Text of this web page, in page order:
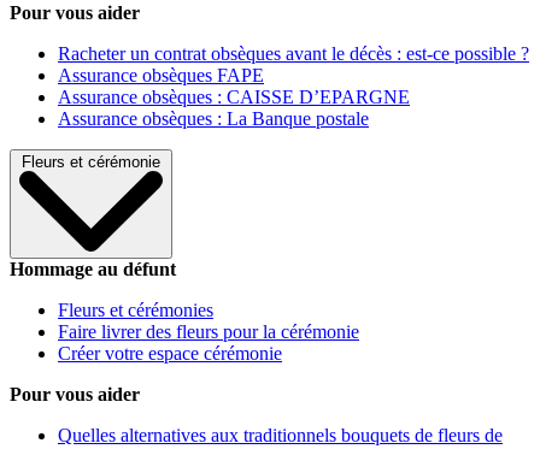
Pour vous aider
Racheter un contrat obsèques avant le décès : est-ce possible ?
Assurance obsèques FAPE
Assurance obsèques : CAISSE D’EPARGNE
Assurance obsèques : La Banque postale
Fleurs et cérémonie
Hommage au défunt
Fleurs et cérémonies
Faire livrer des fleurs pour la cérémonie
Créer votre espace cérémonie
Pour vous aider
Quelles alternatives aux traditionnels bouquets de fleurs de